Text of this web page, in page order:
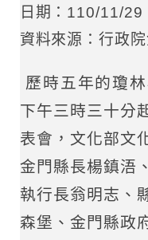
日期：110/11/29
資料來源：行政
歷時五年的瓊
下午三時三十分
表會，文化部文
金門縣長楊鎮浯
執行長翁明志、
森堡、金門縣政